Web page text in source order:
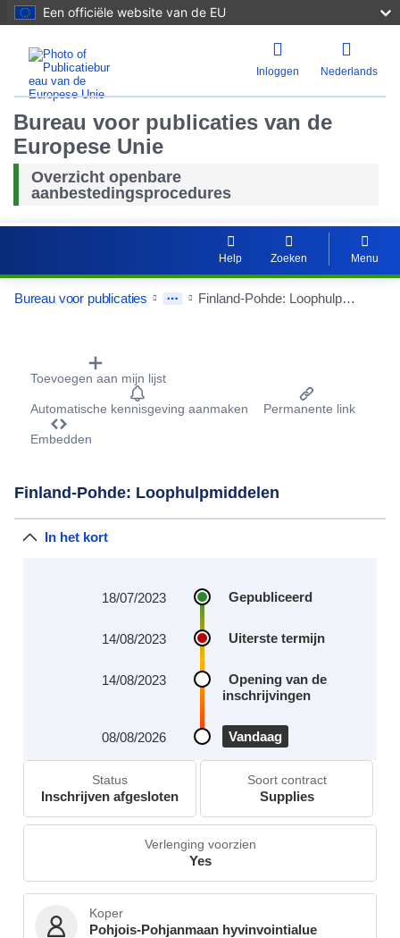
Een officiële website van de EU
Inloggen Nederlands
Bureau voor publicaties van de
Europese Unie
Overzicht openbare
aanbestedingsprocedures
Help Zoeken Menu
Bureau voor publicaties Finland-Pohde: Loophulpmiddelen
Toevoegen aan mijn lijst
Automatische kennisgeving aanmaken Permanente link
Embedden
Finland-Pohde: Loophulpmiddelen
In het kort
Gepubliceerd
18/07/2023
Uiterste termijn
14/08/2023
Opening van de
inschrijvingen
14/08/2023
Vandaag
08/08/2026
Status
Inschrijven afgesloten
Soort contract
Supplies
Verlenging voorzien
Yes
Koper
Pohjois-Pohjanmaan hyvinvointialue